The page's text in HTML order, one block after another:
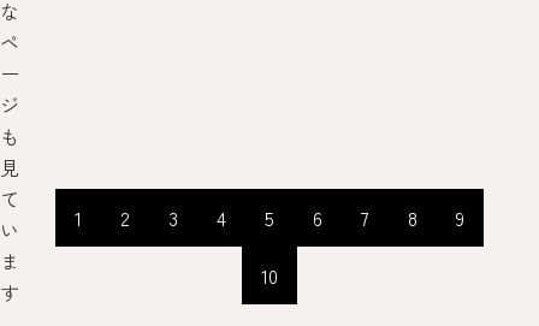
な
ペ
ー
ジ
も
見
て
い
ま
す
1 2 3 4 5 6 7 8
9
10